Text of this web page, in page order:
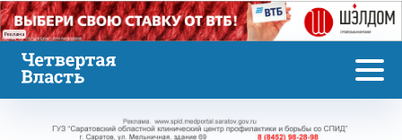
Реклама